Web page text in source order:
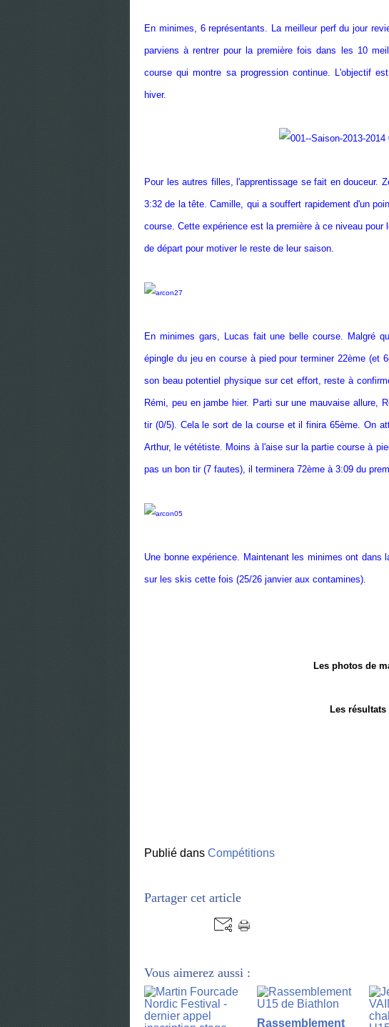
En minimes, 6 représentants. La meilleur perf du jour
parviens à rentrer pour la première fois dans les 10
course qui montre sa progression continue. L'objectif
hiver.
Pour les autres filles, l'apprentissage se fait en douceur.
3:32 de la tête. Camille, qui a souffert rapidement d'un
course. Cette expérience est la première à ce niveau
de départ pour motiver le reste de leur saison.
En minimes gars, Lucas fait une belle course. Malgré
épingle du jeu en course à pied pour terminer 22ème (et
son beau potentiel physique sur cet effort, reste à
Rémi, peu en jambe hier. Parti sur une mauvaise allure,
tir (0/5). Cela le sort de la course et il finira 65ème. On
Arthur, le vététiste. Moins à l'aise sur la partie course à
pas un bon tir (7 fautes), il terminera 72ème à 3:09 du
Une bonne expérience. Maintenant les minimes ont dans
sur les skis cette fois (25/26 janvier aux contamines).
Les photos de
Les résultats
Publié dans Compétitions
Partager cet article
Vous aimerez aussi :
Rassemblement